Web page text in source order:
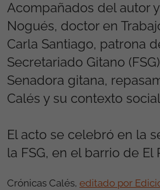
Acompañados del autor
Nogués, doctor en
Carla Santiago, patrona
Secretariado Gitano
Senadora gitana,
Calés y su contexto
El acto se celebró en la
la FSG, en el barrio de El
Crónicas Calés, editado por